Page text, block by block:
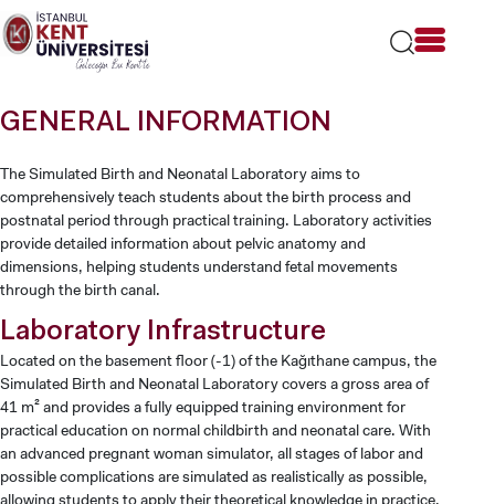
Lütfen
dikkat:
Bu
bir
sistemi
GENERAL INFORMATION
The Simulated Birth and Neonatal Laboratory aims to
comprehensively teach students about the birth process and
postnatal period through practical training. Laboratory activities
provide detailed information about pelvic anatomy and
dimensions, helping students understand fetal movements
through the birth canal.
Laboratory Infrastructure
Located on the basement floor (-1) of the Kağıthane campus, the
Simulated Birth and Neonatal Laboratory covers a gross area of
41 m² and provides a fully equipped training environment for
practical education on normal childbirth and neonatal care. With
an advanced pregnant woman simulator, all stages of labor and
possible complications are simulated as realistically as possible,
allowing students to apply their theoretical knowledge in practice.